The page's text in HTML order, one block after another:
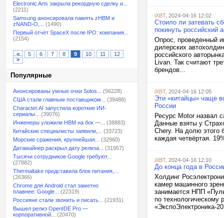
Electronic Arts закрыла рекордную сделку и...
(2211)
Samsung анонсировала память zHBM и
zNAND-O,...
(1490)
Первый отчёт SpaceX после IPO: компания...
(2154)
< 5 6 7 8 9 10 11
12
>
Популярные
Анонсированы умные очки Solos...
(56228)
США стали главным поставщиком...
(39488)
Character.AI запустила короткие ИИ-
сериалы...
(39076)
Инженеры уложили HBM на бок —...
(38883)
Китайские специалисты заявили,...
(33723)
Морские сражения, крупнейшая...
(32960)
Датамайнер раскрыл дату релиза...
(31957)
Тысячи сотрудников Google требуют...
(27882)
Thermaltake представила блок питания,...
(26366)
Chrome для Android стал заметно
плавнее: Google...
(22319)
Россияне стали звонить и писать...
(21931)
Вышел релиз OpenIDE Pro —
корпоративной...
(20470)
iXBT, 2024-04-16 12:02
Стоило ли затевать
покинуть российский
Опрос, проведенный
дилерских
российского
Livan. Так считают
брендов...
iXBT, 2024-04-16 12:05
Эти «китайцы» чаще
России
Ресурс Motor назвал
Данные взяты у
Chery. На долю этого
каждая четвёртая.
iXBT, 2024-04-16 12:10
До конца года в
Холдинг
камер машинного
занимается НПП
по технологическому
«ЭкспоЭлектроника-